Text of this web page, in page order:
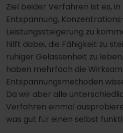
Ziel beider Verfahren ist es,
Entspannung,
Leistungssteigerung zu
hilft dabei, die Fähigkeit zu
ruhiger Gelassenheit zu
haben mehrfach die
Entspannungsmethoden
Da wir aber alle
Verfahren einmal
was gut für einen selbst